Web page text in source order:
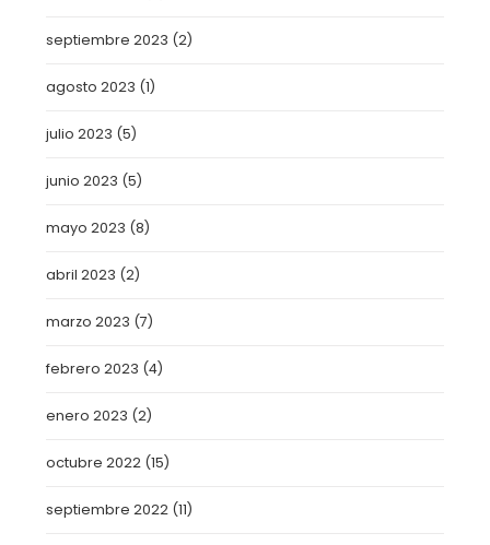
septiembre 2023 (2)
agosto 2023 (1)
julio 2023 (5)
junio 2023 (5)
mayo 2023 (8)
abril 2023 (2)
marzo 2023 (7)
febrero 2023 (4)
enero 2023 (2)
octubre 2022 (15)
septiembre 2022 (11)